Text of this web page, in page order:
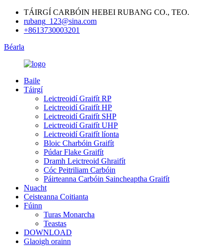
TÁIRGÍ CARBÓIN HEBEI RUBANG CO., TEO.
rubang_123@sina.com
+8613730003201
Béarla
Baile
Táirgí
Leictreoidí Graifít RP
Leictreoidí Graifít HP
Leictreoidí Graifít SHP
Leictreoidí Graifít UHP
Leictreoidí Graifít líonta
Bloic Charbóin Graifít
Púdar Flake Graifít
Dramh Leictreoid Ghraifít
Cóc Peitriliam Carbóin
Páirteanna Carbóin Saincheaptha Graifít
Nuacht
Ceisteanna Coitianta
Fúinn
Turas Monarcha
Teastas
DOWNLOAD
Glaoigh orainn